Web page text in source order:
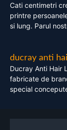
Cati centimetri
printre
si lung. Parul
ducray anti
Ducray Anti Hair
fabricate de
special